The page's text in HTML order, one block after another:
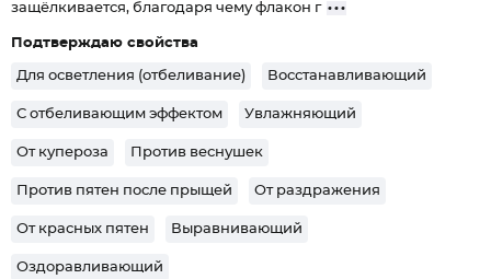
защёлкивается, благодаря чему флакон г
Подтверждаю свойства
Для осветления (отбеливание) Восстанавливающий
С отбеливающим эффектом Увлажняющий
От купероза Против веснушек
Против пятен после прыщей От раздражения
От красных пятен Выравнивающий
Оздоравливающий